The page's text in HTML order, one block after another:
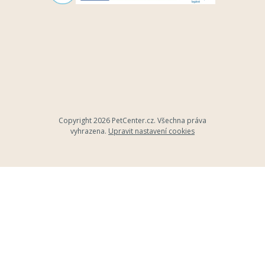
Copyright 2026 PetCenter.cz. Všechna práva
vyhrazena. Upravit nastavení cookies